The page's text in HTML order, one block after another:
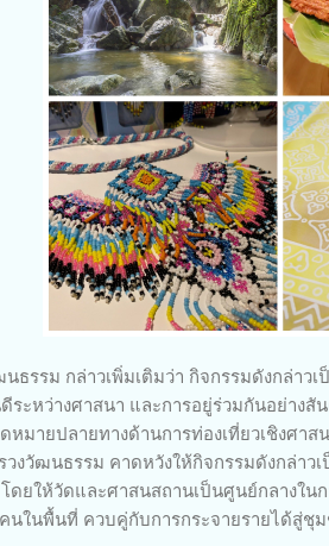
ธรรม กล่าวเพิ่มเติมว่า กิจกรรมดังกล่าว
ดีระหว่างศาสนา และการอยู่ร่วมกันอย่า
หมายปลายทางด้านการท่องเที่ยวเชิงศา
งวัฒนธรรม คาดหวังให้กิจกรรมดังกล่าว
ดยให้วัดและศาสนสถานเป็นศูนย์กลาง
ในพื้นที่ ควบคู่กับการกระจายรายได้สู่ชุม